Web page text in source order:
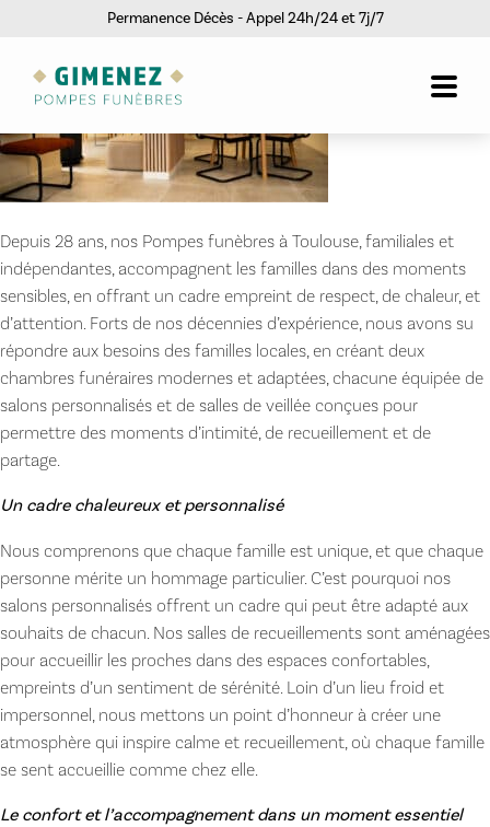
Permanence Décès - Appel 24h/24 et 7j/7
Depuis 28 ans, nos Pompes funèbres à Toulouse, familiales et
indépendantes, accompagnent les familles dans des moments
sensibles, en offrant un cadre empreint de respect, de chaleur, et
d’attention. Forts de nos décennies d’expérience, nous avons su
répondre aux besoins des familles locales, en créant deux
chambres funéraires modernes et adaptées, chacune équipée de
salons personnalisés et de salles de veillée conçues pour
permettre des moments d’intimité, de recueillement et de
partage.
Un cadre chaleureux et personnalisé
Nous comprenons que chaque famille est unique, et que chaque
personne mérite un hommage particulier. C’est pourquoi nos
salons personnalisés offrent un cadre qui peut être adapté aux
souhaits de chacun. Nos salles de recueillements sont aménagées
pour accueillir les proches dans des espaces confortables,
empreints d’un sentiment de sérénité. Loin d’un lieu froid et
impersonnel, nous mettons un point d’honneur à créer une
atmosphère qui inspire calme et recueillement, où chaque famille
se sent accueillie comme chez elle.
Le confort et l’accompagnement dans un moment essentiel